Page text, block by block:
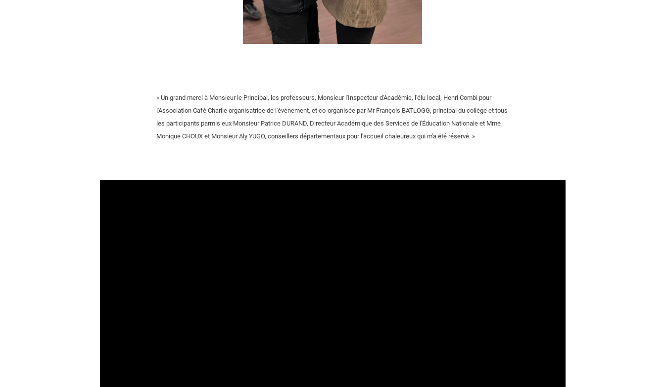
« Un grand merci à Monsieur le Principal, les professeurs, Monsieur l'Inspecteur d'Académie, l'élu local, Henri Combi pour
l'Association Café Charlie organisatrice de l'événement, et co-organisée par Mr François BATLOGG, principal du collège et tous
les participants parmis eux Monsieur Patrice DURAND, Directeur Académique des Services de l'Éducation Nationale et Mme
Monique CHOUX et Monsieur Aly YUGO, conseillers départementaux pour l'accueil chaleureux qui m'a été réservé. »